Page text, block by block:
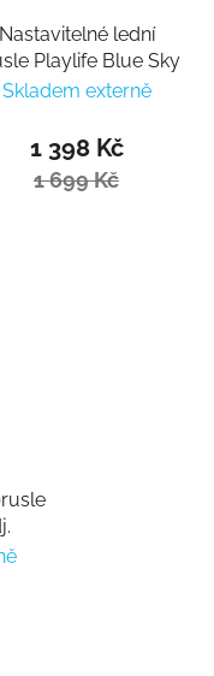
Nastavitelné lední
Playlife Blue Sky
Skladem externě
1 398 Kč
1 699 Kč